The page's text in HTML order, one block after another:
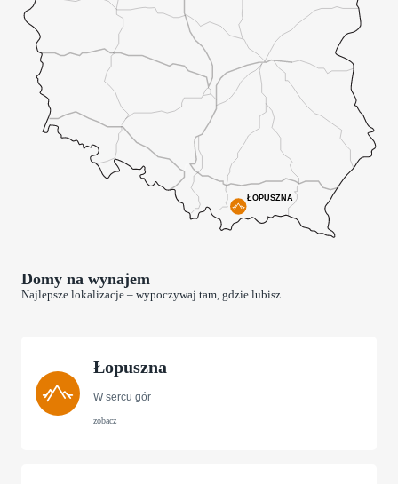
Domy na wynajem
Najlepsze lokalizacje – wypoczywaj tam, gdzie lubisz
Łopuszna
W sercu gór
zobacz